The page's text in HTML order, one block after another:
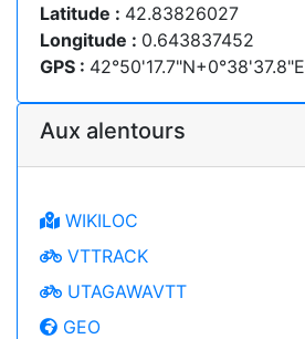
Latitude : 42.83826027
Longitude : 0.643837452
GPS : 42°50'17.7"N+0°38'37.8"E
Aux alentours
WIKILOC
VTTRACK
UTAGAWAVTT
GEO